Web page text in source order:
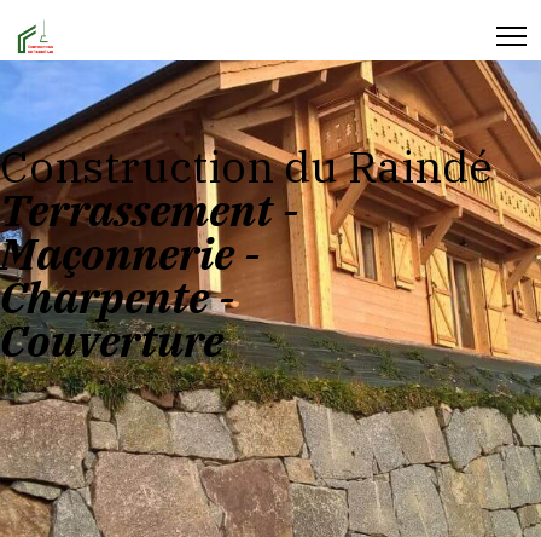
Construction du Raindé
Terrassement -
Maçonnerie -
Charpente -
Couverture